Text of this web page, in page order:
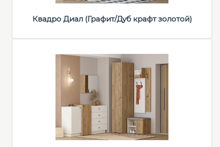
Квадро Диал (Графит/Дуб крафт золотой)